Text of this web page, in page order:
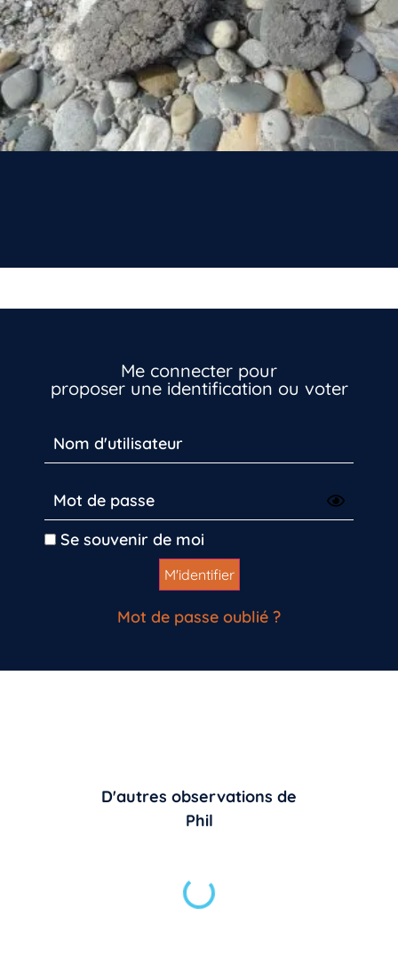
Me connecter pour
proposer une identification ou voter
Se souvenir de moi
Mot de passe oublié ?
D'autres observations de
Phil
Vous n’êtes pas encore inscrit à Biolit ?